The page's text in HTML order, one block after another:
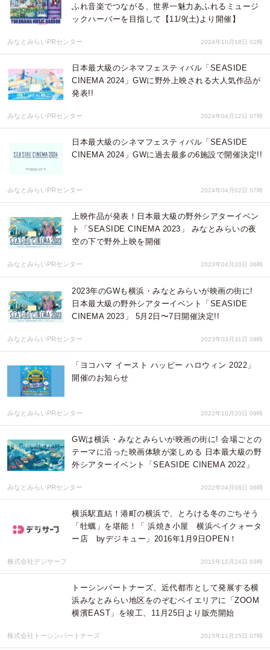
ふれ音楽でつながる、世界一魅力あふれるミュージ
ックハーバーを目指して【11/9(土)より開催】
みなとみらいPRセンター 2024年10月18日 02時
日本最大級のシネマフェスティバル「SEASIDE
CINEMA 2024」GWに野外上映される大人気作品が
発表!!
みなとみらいPRセンター 2024年04月12日 07時
日本最大級のシネマフェスティバル「SEASIDE
CINEMA 2024」GWに過去最多の6施設で開催決定!!
みなとみらいPRセンター 2024年04月02日 07時
上映作品が発表！日本最大級の野外シアターイベン
ト「SEASIDE CINEMA 2023」 みなとみらいの夜
空の下で野外上映を開催
みなとみらいPRセンター 2023年04月20日 06時
2023年のGWも横浜・みなとみらいが映画の街に!
日本最大級の野外シアターイベント「SEASIDE
CINEMA 2023」 5月2日〜7日開催決定!!
みなとみらいPRセンター 2023年03月31日 08時
「ヨコハマ イースト ハッピー ハロウィン 2022」
開催のお知らせ
みなとみらいPRセンター 2022年10月20日 09時
GWは横浜・みなとみらいが映画の街に! 会場ごとの
テーマに沿った映画体験が楽しめる 日本最大級の野
外シアターイベント「SEASIDE CINEMA 2022」
みなとみらいPRセンター 2022年04月08日 06時
横浜駅直結！港町の横浜で、とろける冬のごちそう
「牡蠣」を堪能！「 浜焼き小屋 横浜ベイクォータ
ー店 byデジキュー」2016年1月9日OPEN！
株式会社デジサーフ 2015年12月24日 03時
トーシンパートナーズ、近代都市として発展する横
浜みなとみらい地区をのぞむベイエリアに「ZOOM
横濱EAST」を竣工、11月25日より販売開始
株式会社トーシンパートナーズ 2015年11月25日 07時